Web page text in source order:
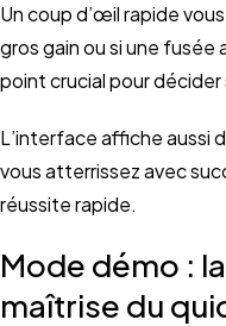
Un coup d’œil rapide
gros gain ou si une fusée
point crucial pour décider
L’interface affiche aussi
vous atterrissez avec
réussite rapide.
Mode démo :
maîtrise du